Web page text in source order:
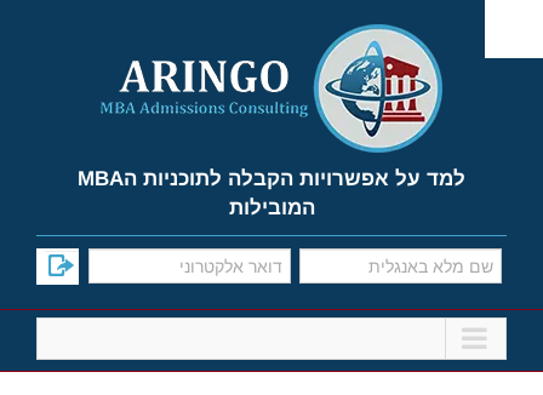
content
למד על אפשרויות הקבלה לתוכניות הMBA
המובילות